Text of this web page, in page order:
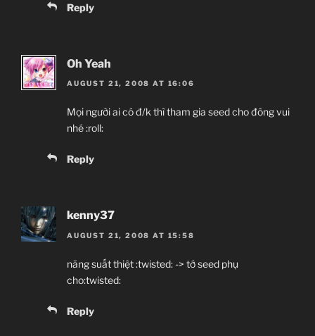
Reply
Oh Yeah
AUGUST 21, 2008 AT 16:06
Mọi người ai có đ/k thì tham gia seed cho đông vui
nhé :roll:
Reply
kenny37
AUGUST 21, 2008 AT 15:58
năng suất thiệt :twisted: -> tớ seed phụ
cho:twisted:
Reply